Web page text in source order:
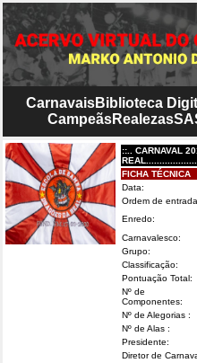
CarnavaisBiblioteca
CampeãsRealezas
::.. CARNAVAL
FICHA TÉCNICA
Data:
Ordem de
Enredo:
Carnavalesco:
Grupo:
Classificação:
Pontuação Total:
Nº de
Componentes:
Nº de Alegorias :
Nº de Alas :
Presidente:
Diretor de